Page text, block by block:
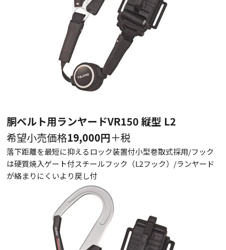
胴ベルト用ランヤードVR150 縦型 L2
希望小売価格19,000円＋税
落下距離を最短に抑えるロック装置付小型巻取式採用/フック
は硬質焼入ゲート付スチールフック（L2フック）/ランヤード
が絡まりにくいより戻し付